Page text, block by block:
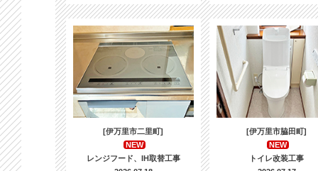
[伊万里市二里町]
NEW
レンジフード、IH取替工事
[伊万里市脇田町]
NEW
トイレ改装工事